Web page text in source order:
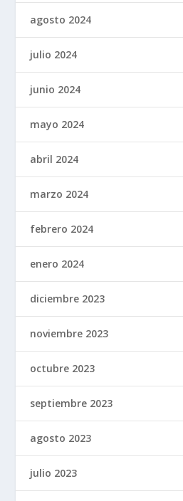
agosto 2024
julio 2024
junio 2024
mayo 2024
abril 2024
marzo 2024
febrero 2024
enero 2024
diciembre 2023
noviembre 2023
octubre 2023
septiembre 2023
agosto 2023
julio 2023